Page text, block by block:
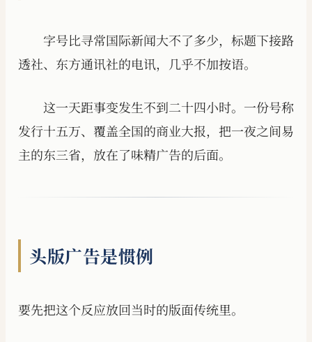
字号比寻常国际新闻大不了多少，标题下接路
透社、东方通讯社的电讯，几乎不加按语。
这一天距事变发生不到二十四小时。一份号称
发行十五万、覆盖全国的商业大报，把一夜之间易
主的东三省，放在了味精广告的后面。
头版广告是惯例
要先把这个反应放回当时的版面传统里。